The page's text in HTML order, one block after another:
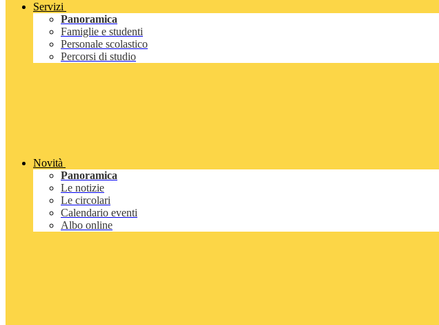
Servizi
Panoramica
Famiglie e studenti
Personale scolastico
Percorsi di studio
Novità
Panoramica
Le notizie
Le circolari
Calendario eventi
Albo online